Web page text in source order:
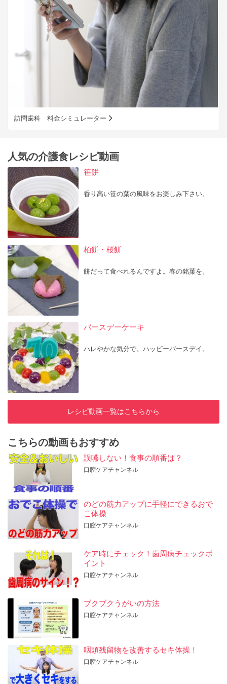
訪問歯科 料金シミュレーター
人気の介護食レシピ動画
笹餅
香り高い笹の葉の風味をお楽しみ下さい。
柏餅・桜餅
餅だって食べれるんですよ。春の銘菓を。
バースデーケーキ
ハレやかな気分で。ハッピーバースデイ。
レシピ動画一覧はこちらから
こちらの動画もおすすめ
誤嚥しない！食事の順番は？
口腔ケアチャンネル
のどの筋力アップに手軽にできるおで
こ体操
口腔ケアチャンネル
ケア時にチェック！歯周病チェックポ
イント
口腔ケアチャンネル
ブクブクうがいの方法
口腔ケアチャンネル
咽頭残留物を改善するセキ体操！
口腔ケアチャンネル